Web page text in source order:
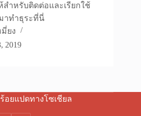
ำหรับติดต่อและเรียกใช้
าทำธุระที่นี่
มี่ยง
2019
อยแปดทางโซเชียล